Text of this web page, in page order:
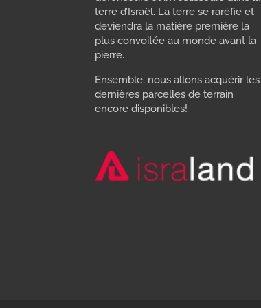
terre d’Israël. La terre se raréfie et
deviendra la matière première la
plus convoitée au monde avant la
pierre.
Ensemble, nous allons acquérir les
dernières parcelles de terrain
encore disponibles!